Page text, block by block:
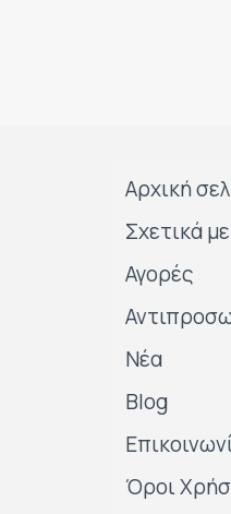
Αρχική
Σχετικά
Αγορές
Νέα
Blog
Όροι